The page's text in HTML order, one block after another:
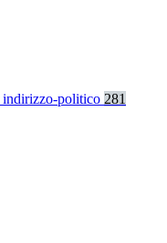
indirizzo-politico 281